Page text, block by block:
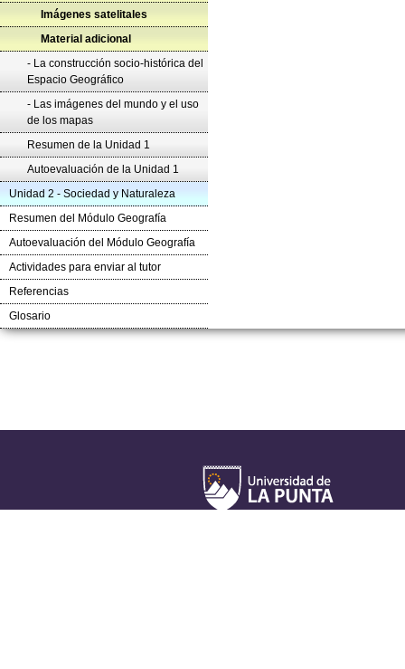
Imágenes satelitales
Material adicional
- La construcción socio-histórica del
Espacio Geográfico
- Las imágenes del mundo y el uso
de los mapas
Resumen de la Unidad 1
Autoevaluación de la Unidad 1
Unidad 2 - Sociedad y Naturaleza
Resumen del Módulo Geografía
Autoevaluación del Módulo Geografía
Actividades para enviar al tutor
Referencias
Glosario